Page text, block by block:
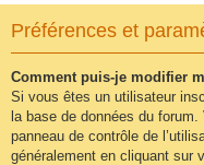
Préférences et
Comment puis-je modifier
Si vous êtes un utilisateur
la base de données du
panneau de contrôle de
généralement en cliquant sur